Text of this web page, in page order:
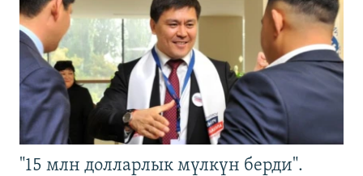
"15 млн долларлык мүлкүн берди".